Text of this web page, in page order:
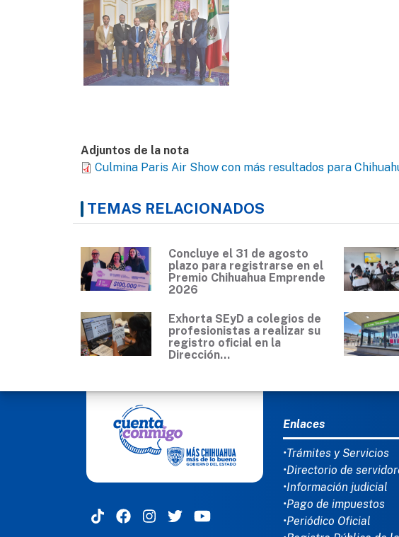
Adjuntos de la nota
Culmina Paris Air Show con más resultados para
TEMAS RELACIONADOS
Concluye el 31 de agosto
plazo para registrarse en el
Premio Chihuahua Emprende
2026
Exhorta SEyD a colegios de
profesionistas a realizar su
registro oficial en la
Dirección...
MENÚ DEL PIE
Enlaces
•Trámites y Servicios
•Directorio de
•Información judicial
•Pago de impuestos
•Periódico Oficial